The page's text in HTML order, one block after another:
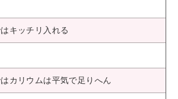
キッチリ入れる
カリウムは平気で足りへん